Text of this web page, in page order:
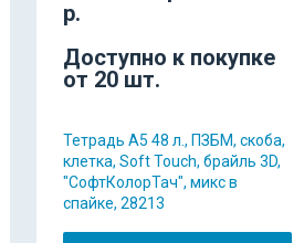
р.
Доступно к покупке
от 20 шт.
Тетрадь А5 48 л., ПЗБМ, скоба,
клетка, Soft Touch, брайль 3D,
"СофтКолорТач", микс в
спайке, 28213